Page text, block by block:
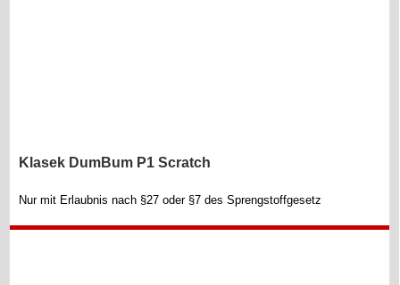
Klasek DumBum P1 Scratch
Nur mit Erlaubnis nach §27 oder §7 des Sprengstoffgesetz